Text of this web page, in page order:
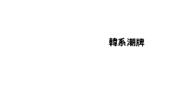
韓系潮牌